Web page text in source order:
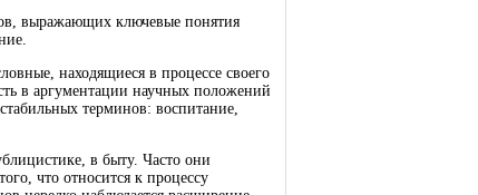
выражающих ключевые понятия
находящиеся в процессе своего
в аргументации научных положений
терминов: воспитание,
в быту. Часто они
что относится к процессу